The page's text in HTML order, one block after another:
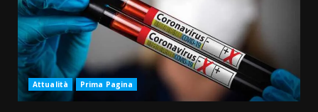
Attualità Prima Pagina